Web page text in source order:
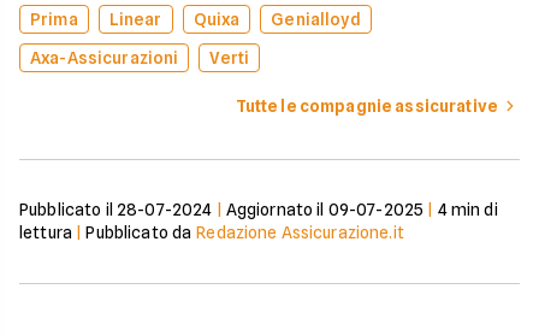
Prima Linear Quixa
Genialloyd
Axa-Assicurazioni
Verti
Tutte le compagnie assicurative
Pubblicato il 28-07-2024 Aggiornato il 09-07-2025 4min di
lettura |Pubblicato da Redazione Assicurazione.it